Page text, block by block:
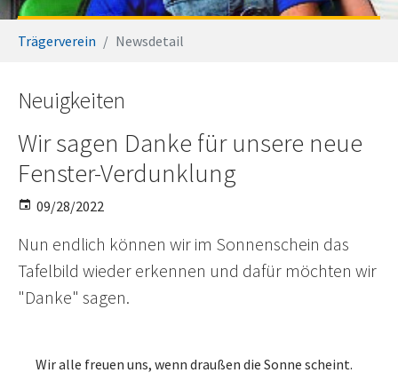
Trägerverein Newsdetail
Neuigkeiten
Wir sagen Danke für unsere neue
Fenster-Verdunklung
09/28/2022
Nun endlich können wir im Sonnenschein das
Tafelbild wieder erkennen und dafür möchten wir
"Danke" sagen.
Wir alle freuen uns, wenn draußen die Sonne scheint.